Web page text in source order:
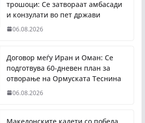
трошоци: Се затвораат амбасади
и конзулати во пет држави
06.08.2026
Договор меѓу Иран и Оман: Се
подготвува 60-дневен план за
отворање на Ормуската Теснина
06.08.2026